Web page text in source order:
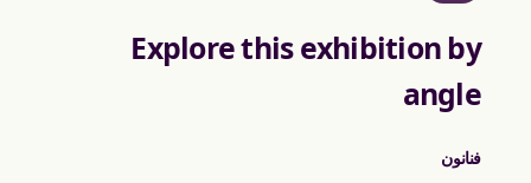
Explore this exhibition by
angle
فنانون